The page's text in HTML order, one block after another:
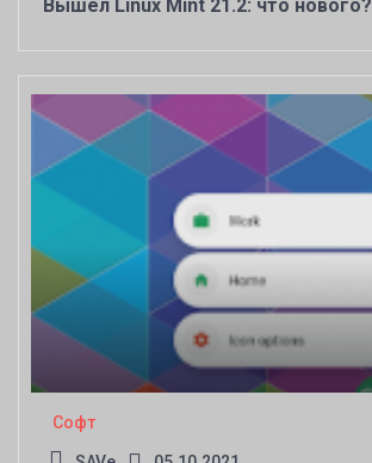
Вышел Linux Mint 21.2: что нового?
Софт